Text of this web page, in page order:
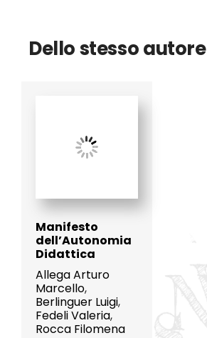
Dello stesso autore
Manifesto
dell’Autonomia
Didattica
Allega Arturo
Marcello,
Berlinguer Luigi,
Fedeli Valeria,
Rocca Filomena